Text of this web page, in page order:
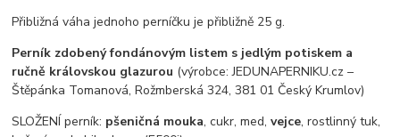
Přibližná váha jednoho perníčku je přibližně 25 g.
Perník zdobený fondánovým listem s jedlým potiskem a
ručně královskou glazurou (výrobce: JEDUNAPERNIKU.cz –
Štěpánka Tomanová, Rožmberská 324, 381 01 Český Krumlov)
SLOŽENÍ perník: pšeničná mouka, cukr, med,vejce, rostlinný tuk,